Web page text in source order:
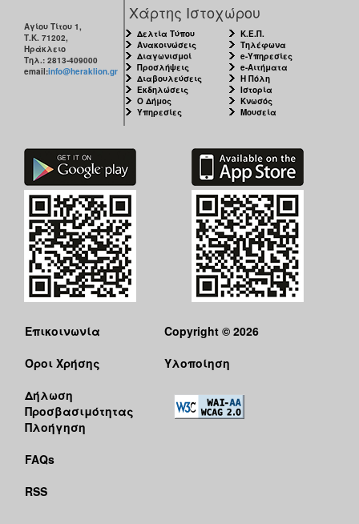
Αγίου Τίτου 1,
Τ.Κ. 71202,
Ηράκλειο
Τηλ.: 2813-409000
email:info@heraklion.gr
Χάρτης Ιστοχώρου
Δελτία Τύπου
Ανακοινώσεις
Διαγωνισμοί
Προσλήψεις
Διαβουλεύσεις
Εκδηλώσεις
Ο Δήμος
Υπηρεσίες
Κ.Ε.Π.
Τηλέφωνα
e-Υπηρεσίες
e-Αιτήματα
Η Πόλη
Ιστορία
Κνωσός
Μουσεία
Επικοινωνία
Όροι Χρήσης
Δήλωση
Προσβασιμότητας
Πλοήγηση
FAQs
RSS
Copyright © 2026
Υλοποίηση